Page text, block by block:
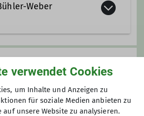
Weber
verwendet Cookies
um Inhalte und Anzeigen zu
für soziale Medien anbieten zu
unsere Website zu analysieren.